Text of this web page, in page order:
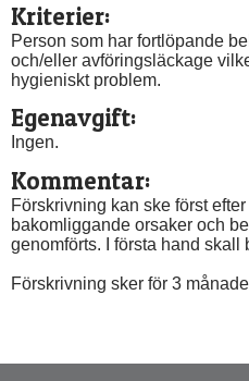
Kriterier:
Person som har fortlöpande
och/eller avföringsläckage
hygieniskt problem.
Egenavgift:
Ingen.
Kommentar:
Förskrivning kan ske först
bakomliggande orsaker och
genomförts. I första hand skall
Förskrivning sker för 3